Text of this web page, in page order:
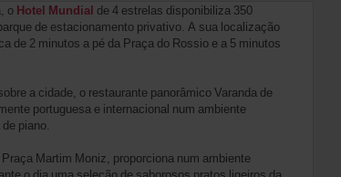
o Hotel Mundial de 4 estrelas disponibiliza 350
de estacionamento privativo. A sua localização
de 2 minutos a pé da Praça do Rossio e a 5 minutos
a cidade, o restaurante panorâmico Varanda de
portuguesa e internacional num ambiente
piano.
Martim Moniz, proporciona num ambiente